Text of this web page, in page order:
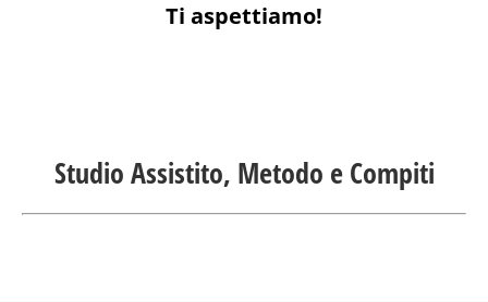
Ti aspettiamo!
Studio Assistito, Metodo e Compiti